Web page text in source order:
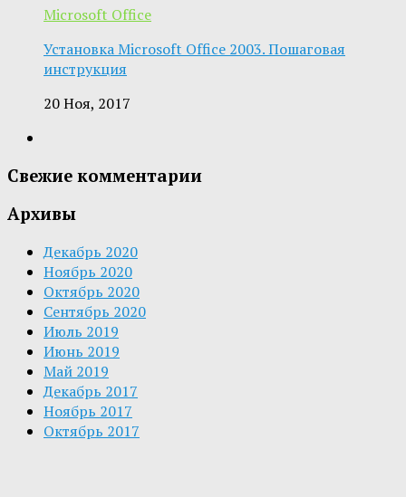
Microsoft Office
Установка Microsoft Office 2003. Пошаговая
инструкция
20 Ноя, 2017
Свежие комментарии
Архивы
Декабрь 2020
Ноябрь 2020
Октябрь 2020
Сентябрь 2020
Июль 2019
Июнь 2019
Май 2019
Декабрь 2017
Ноябрь 2017
Октябрь 2017